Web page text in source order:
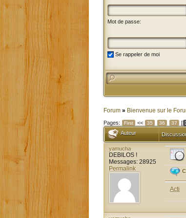
Mot de passe:
Se rappeler de moi
Forum » Bienvenue sur le
Pages: First << 35 36 37 [
Auteur
yamucha
DEBILOS !
Messages: 28925
Permalink
Acti